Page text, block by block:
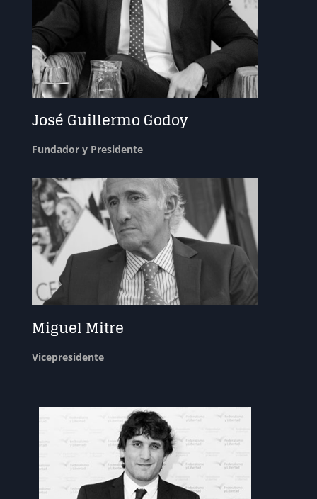
José Guillermo Godoy
Fundador y Presidente
Miguel Mitre
Vicepresidente